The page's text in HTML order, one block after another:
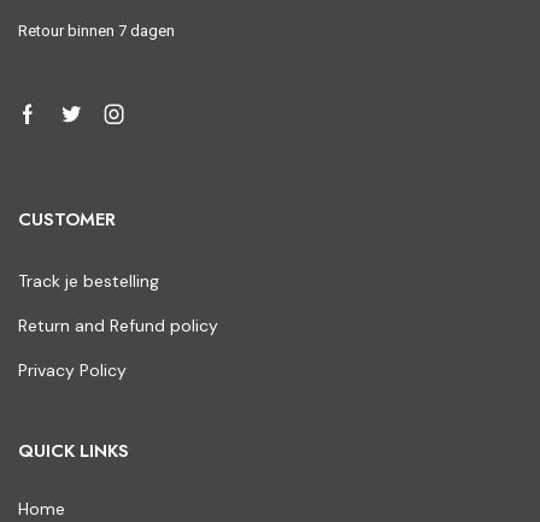
Retour binnen 7 dagen
CUSTOMER
Track je bestelling
Return and Refund policy
Privacy Policy
QUICK LINKS
Home